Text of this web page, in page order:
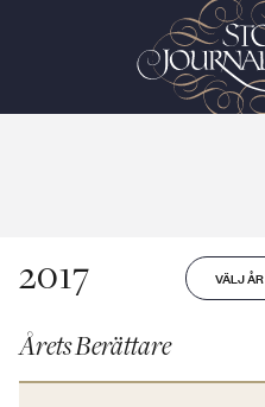
2017 VÄLJ ÅR
Årets Berättare